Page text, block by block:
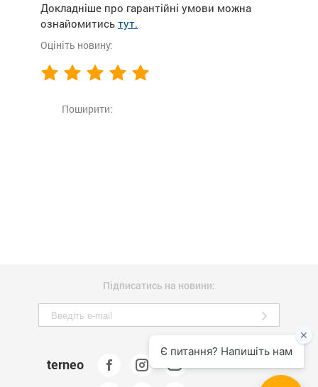
Докладніше про гарантійні умови можна
ознайомитись тут.
Оцініть новину:
Поширити:
Підписатись на новини:
terneo